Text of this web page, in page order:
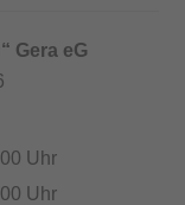
Gera eG
Uhr
Uhr